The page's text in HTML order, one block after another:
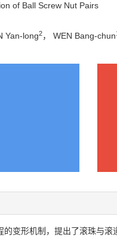
of Ball Screw Nut Pairs
Yan-long2， WEN Bang-chun
的变形机制，提出了滚珠与